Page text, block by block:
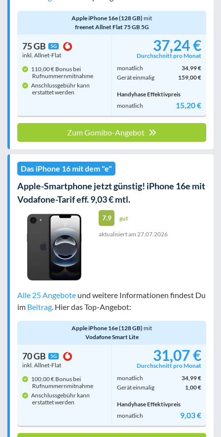
Apple iPhone 16e (128 GB) mit
freenet Allnet Flat 75 GB 5G
75 GB 5G
inkl. Allnet-Flat
110,00 € Bonus bei
Rufnummern­mitnahme
Anschlussgebühr kann
erstattet werden
37,24 €
Durchschnitt pro Monat
monatlich
34,99 €
Gerät einmalig
159,00 €
Handyhase Effektivpreis
monatlich
15,20 €
Zum Gomibo-Angebot
Das iPhone 16 mit dem "e"
Apple-Smartphone jetzt günstig! iPhone 16e mit
Vodafone-Tarif eff. 9,03 € mtl.
7.9 gut
aktualisiert am 27.07.2026
Alle 25 Angebote und weitere Informationen findest Du
im Beitrag. Hier das Top-Angebot:
Apple iPhone 16e (128 GB) mit
Vodafone Smart Lite
70 GB 5G
inkl. Allnet-Flat
100,00 € Bonus bei
Rufnummern­mitnahme
Anschlussgebühr kann
erstattet werden
31,07 €
Durchschnitt pro Monat
monatlich
34,99 €
Gerät einmalig
1,00 €
Handyhase Effektivpreis
monatlich
9,03 €